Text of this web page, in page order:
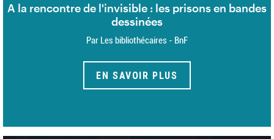
A la rencontre de l'invisible : les prisons en bandes
dessinées
Par Les bibliothécaires - BnF
EN SAVOIR PLUS